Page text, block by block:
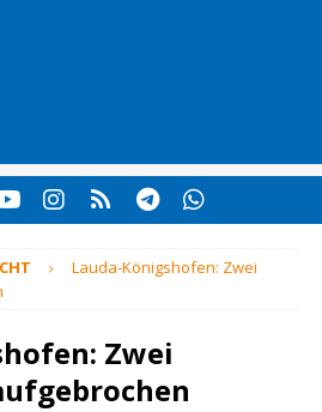
Lauda-Königshofen: Zwei
Zwei